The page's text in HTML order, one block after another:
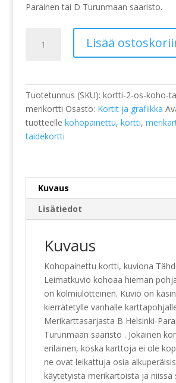
Parainen tai D Turunmaan saaristo.
kohopainettu,
Lisää
Tuotetunnus (SKU): kortti-2-os-koho-
merikortti Osasto: Kortit ja grafiikka
tuotteelle kohopainettu, kortti,
taidekortti
Kuvaus
Lisätiedot
Kuvaus
Kohopainettu kortti, kuviona
Leimatkuvio kohoaa hieman
on kolmiulotteinen. Kuvio on
kierrätetylle vanhalle
Merikarttasarjasta B Helsinki-
Turunmaan saaristo . Jokainen
erilainen, koska karttoja ei ole
ne ovat leikattuja osia
käytetyistä merikartoista ja niissä